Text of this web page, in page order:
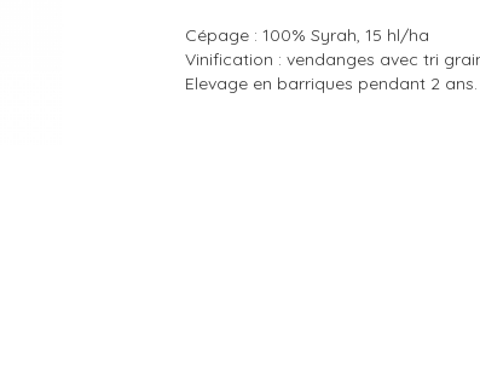
Cépage : 100% Syrah, 15 hl/ha
Vinification : vendanges avec tri
Elevage en barriques pendant 2